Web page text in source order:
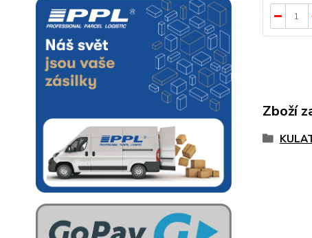
Zboží